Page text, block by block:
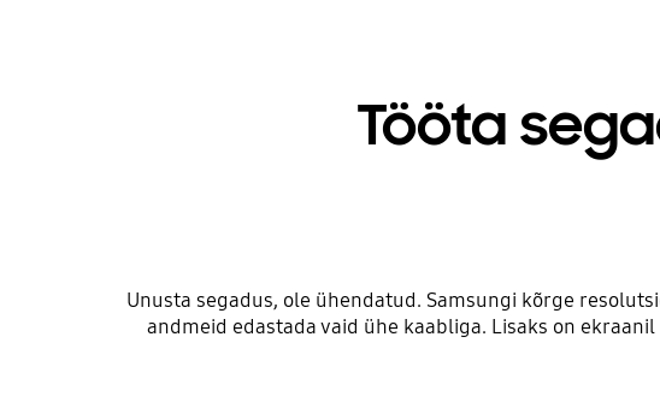
Tööta
Unusta segadus, ole ühendatud. Samsungi kõrge
andmeid edastada vaid ühe kaabliga. Lisaks on